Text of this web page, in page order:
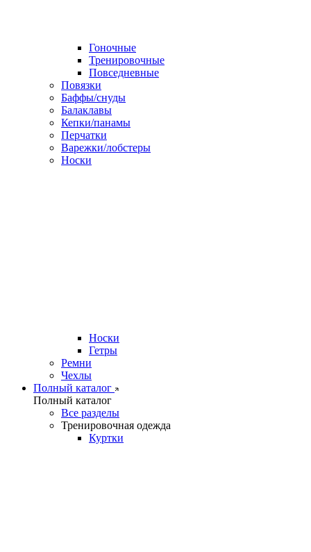
Гоночные
Тренировочные
Повседневные
Повязки
Баффы/снуды
Балаклавы
Кепки/панамы
Перчатки
Варежки/лобстеры
Носки
Носки
Гетры
Ремни
Чехлы
Полный каталог
Полный каталог
Все разделы
Тренировочная одежда
Куртки